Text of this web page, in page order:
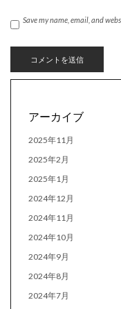
Save my name, email, and
アーカイブ
2025年11月
2025年2月
2025年1月
2024年12月
2024年11月
2024年10月
2024年9月
2024年8月
2024年7月